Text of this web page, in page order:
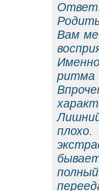
Вам
ритма